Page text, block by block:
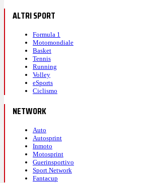
ALTRI SPORT
Formula 1
Motomondiale
Basket
Tennis
Running
Volley
eSports
Ciclismo
NETWORK
Auto
Autosprint
Inmoto
Motosprint
Guerinsportivo
Sport Network
Fantacup